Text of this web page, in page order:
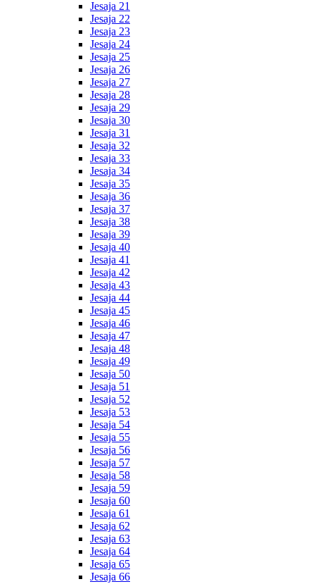
Jesaja 21
Jesaja 22
Jesaja 23
Jesaja 24
Jesaja 25
Jesaja 26
Jesaja 27
Jesaja 28
Jesaja 29
Jesaja 30
Jesaja 31
Jesaja 32
Jesaja 33
Jesaja 34
Jesaja 35
Jesaja 36
Jesaja 37
Jesaja 38
Jesaja 39
Jesaja 40
Jesaja 41
Jesaja 42
Jesaja 43
Jesaja 44
Jesaja 45
Jesaja 46
Jesaja 47
Jesaja 48
Jesaja 49
Jesaja 50
Jesaja 51
Jesaja 52
Jesaja 53
Jesaja 54
Jesaja 55
Jesaja 56
Jesaja 57
Jesaja 58
Jesaja 59
Jesaja 60
Jesaja 61
Jesaja 62
Jesaja 63
Jesaja 64
Jesaja 65
Jesaja 66